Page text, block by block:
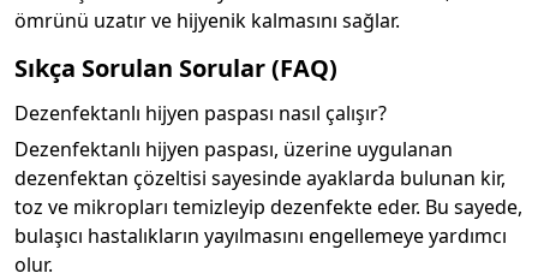
ömrünü uzatır ve hijyenik kalmasını sağlar.
Sıkça Sorulan Sorular (FAQ)
Dezenfektanlı hijyen paspası nasıl çalışır?
Dezenfektanlı hijyen paspası, üzerine uygulanan
dezenfektan çözeltisi sayesinde ayaklarda bulunan kir,
toz ve mikropları temizleyip dezenfekte eder. Bu sayede,
bulaşıcı hastalıkların yayılmasını engellemeye yardımcı
olur.